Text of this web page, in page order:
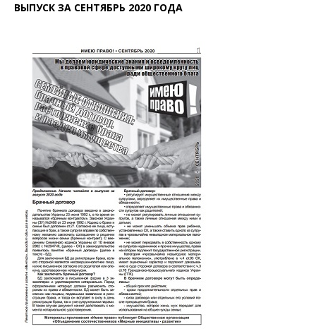
ВЫПУСК ЗА СЕНТЯБРЬ 2020 ГОДА